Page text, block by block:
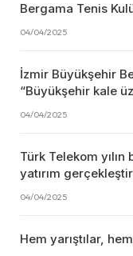
Bergama Tenis
04/04/2025
İzmir Büyükşehir
“Büyükşehir kale
04/04/2025
Türk Telekom yılın
yatırım
04/04/2025
Hem yarıştılar,